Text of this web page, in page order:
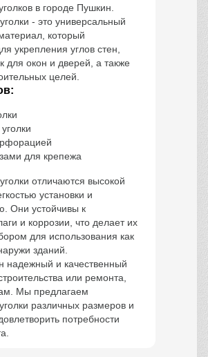
в городе Пушкин.
- это универсальный
который
укрепления углов стен,
для окон и дверей, а также
целей.
для крепежа
отличаются высокой
установки и
Они устойчивы к
и коррозии, что делает их
для использования как
зданий.
надежный и качественный
или ремонта,
Мы предлагаем
различных размеров и
потребности